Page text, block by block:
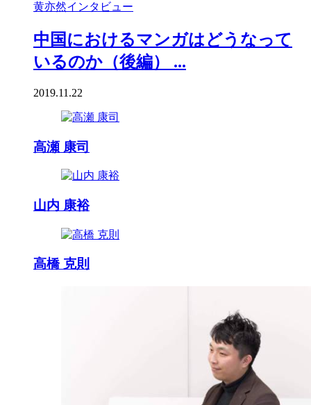
黄亦然インタビュー
中国におけるマンガはどうなって
いるのか（後編） ...
2019.11.22
高瀬 康司
山内 康裕
高橋 克則